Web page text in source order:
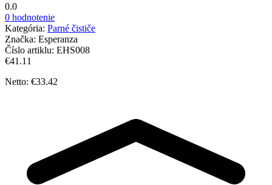
0.0
0 hodnotenie
Kategória: Parné čističe
Značka: Esperanza
Číslo artiklu: EHS008
€41.11
Netto: €33.42